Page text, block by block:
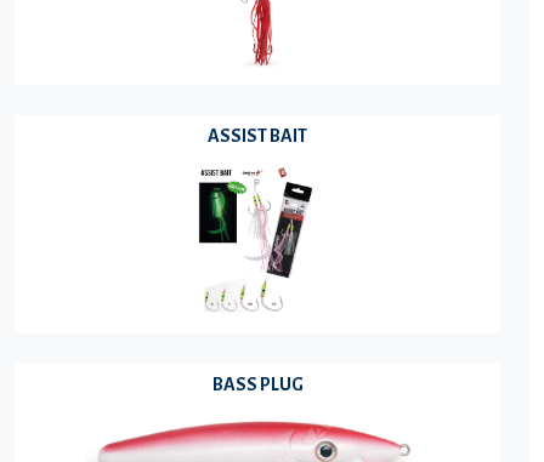
ASSIST BAIT
BASS PLUG